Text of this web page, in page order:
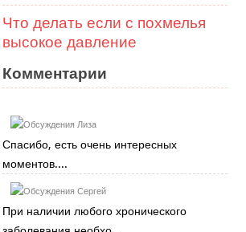
Что делать если с похмелья
высокое давление
Комментарии
Лиза
Спасибо, есть очень интересных
моментов....
Сергей
При наличии любого хронического